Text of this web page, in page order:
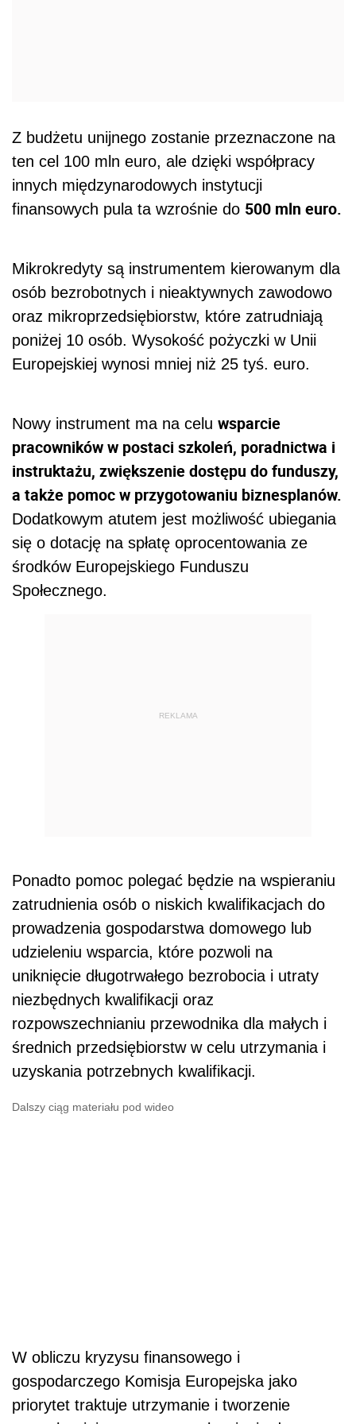
Z budżetu unijnego zostanie przeznaczone na
ten cel 100 mln euro, ale dzięki współpracy
innych międzynarodowych instytucji
finansowych pula ta wzrośnie do 500 mln euro.
Mikrokredyty są instrumentem kierowanym dla
osób bezrobotnych i nieaktywnych zawodowo
oraz mikroprzedsiębiorstw, które zatrudniają
poniżej 10 osób. Wysokość pożyczki w Unii
Europejskiej wynosi mniej niż 25 tyś. euro.
Nowy instrument ma na celu wsparcie
pracowników w postaci szkoleń, poradnictwa i
instruktażu, zwiększenie dostępu do funduszy,
a także pomoc w przygotowaniu biznesplanów.
Dodatkowym atutem jest możliwość ubiegania
się o dotację na spłatę oprocentowania ze
środków Europejskiego Funduszu
Społecznego.
REKLAMA
Ponadto pomoc polegać będzie na wspieraniu
zatrudnienia osób o niskich kwalifikacjach do
prowadzenia gospodarstwa domowego lub
udzieleniu wsparcia, które pozwoli na
uniknięcie długotrwałego bezrobocia i utraty
niezbędnych kwalifikacji oraz
rozpowszechnianiu przewodnika dla małych i
średnich przedsiębiorstw w celu utrzymania i
uzyskania potrzebnych kwalifikacji.
Dalszy ciąg materiału pod wideo
W obliczu kryzysu finansowego i
gospodarczego Komisja Europejska jako
priorytet traktuje utrzymanie i tworzenie